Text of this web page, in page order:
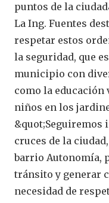
puntos de la
La Ing. Fuentes
respetar estos
la seguridad, que
municipio con
como la educación
niños en los
&quot;Seguiremos
cruces de la
barrio Autonomía,
tránsito y generar
necesidad de